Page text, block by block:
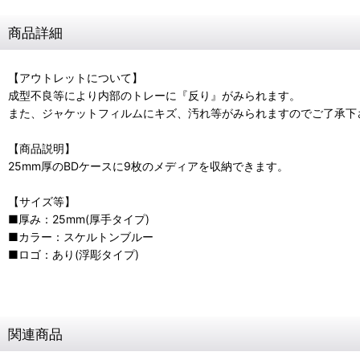
商品詳細
【アウトレットについて】
成型不良等により内部のトレーに『反り』がみられます。
また、ジャケットフィルムにキズ、汚れ等がみられますのでご了承下
【商品説明】
25mm厚のBDケースに9枚のメディアを収納できます。
【サイズ等】
■厚み：25mm(厚手タイプ)
■カラー：スケルトンブルー
■ロゴ：あり(浮彫タイプ)
関連商品